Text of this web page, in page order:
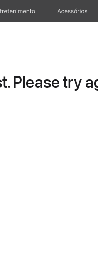
Acessórios
Please try